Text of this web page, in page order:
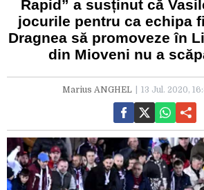
Rapid” a susținut că
jocurile pentru ca echipa
Dragnea să promoveze în
din Mioveni nu a
Marius ANGHEL 13 Jul. 2020,